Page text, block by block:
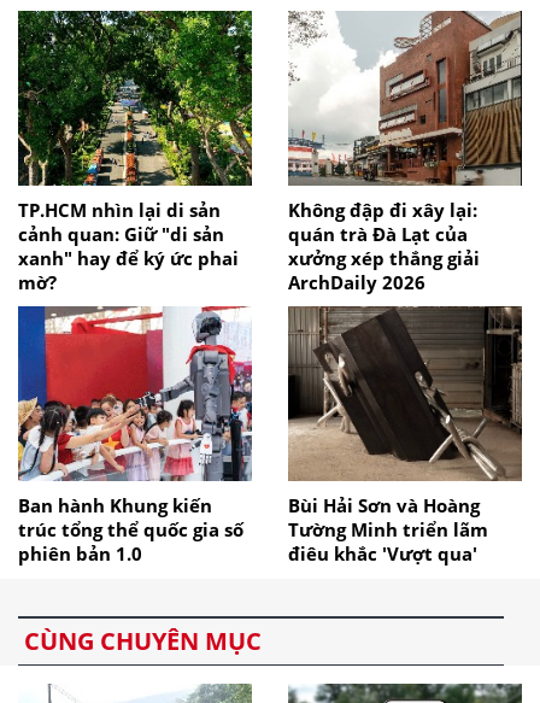
TP.HCM nhìn lại di sản
cảnh quan: Giữ "di sản
xanh" hay để ký ức phai
mờ?
Không đập đi xây lại:
quán trà Đà Lạt của
xưởng xép thắng giải
ArchDaily 2026
Ban hành Khung kiến
trúc tổng thể quốc gia số
phiên bản 1.0
Bùi Hải Sơn và Hoàng
Tường Minh triển lãm
điêu khắc 'Vượt qua'
CÙNG CHUYÊN MỤC